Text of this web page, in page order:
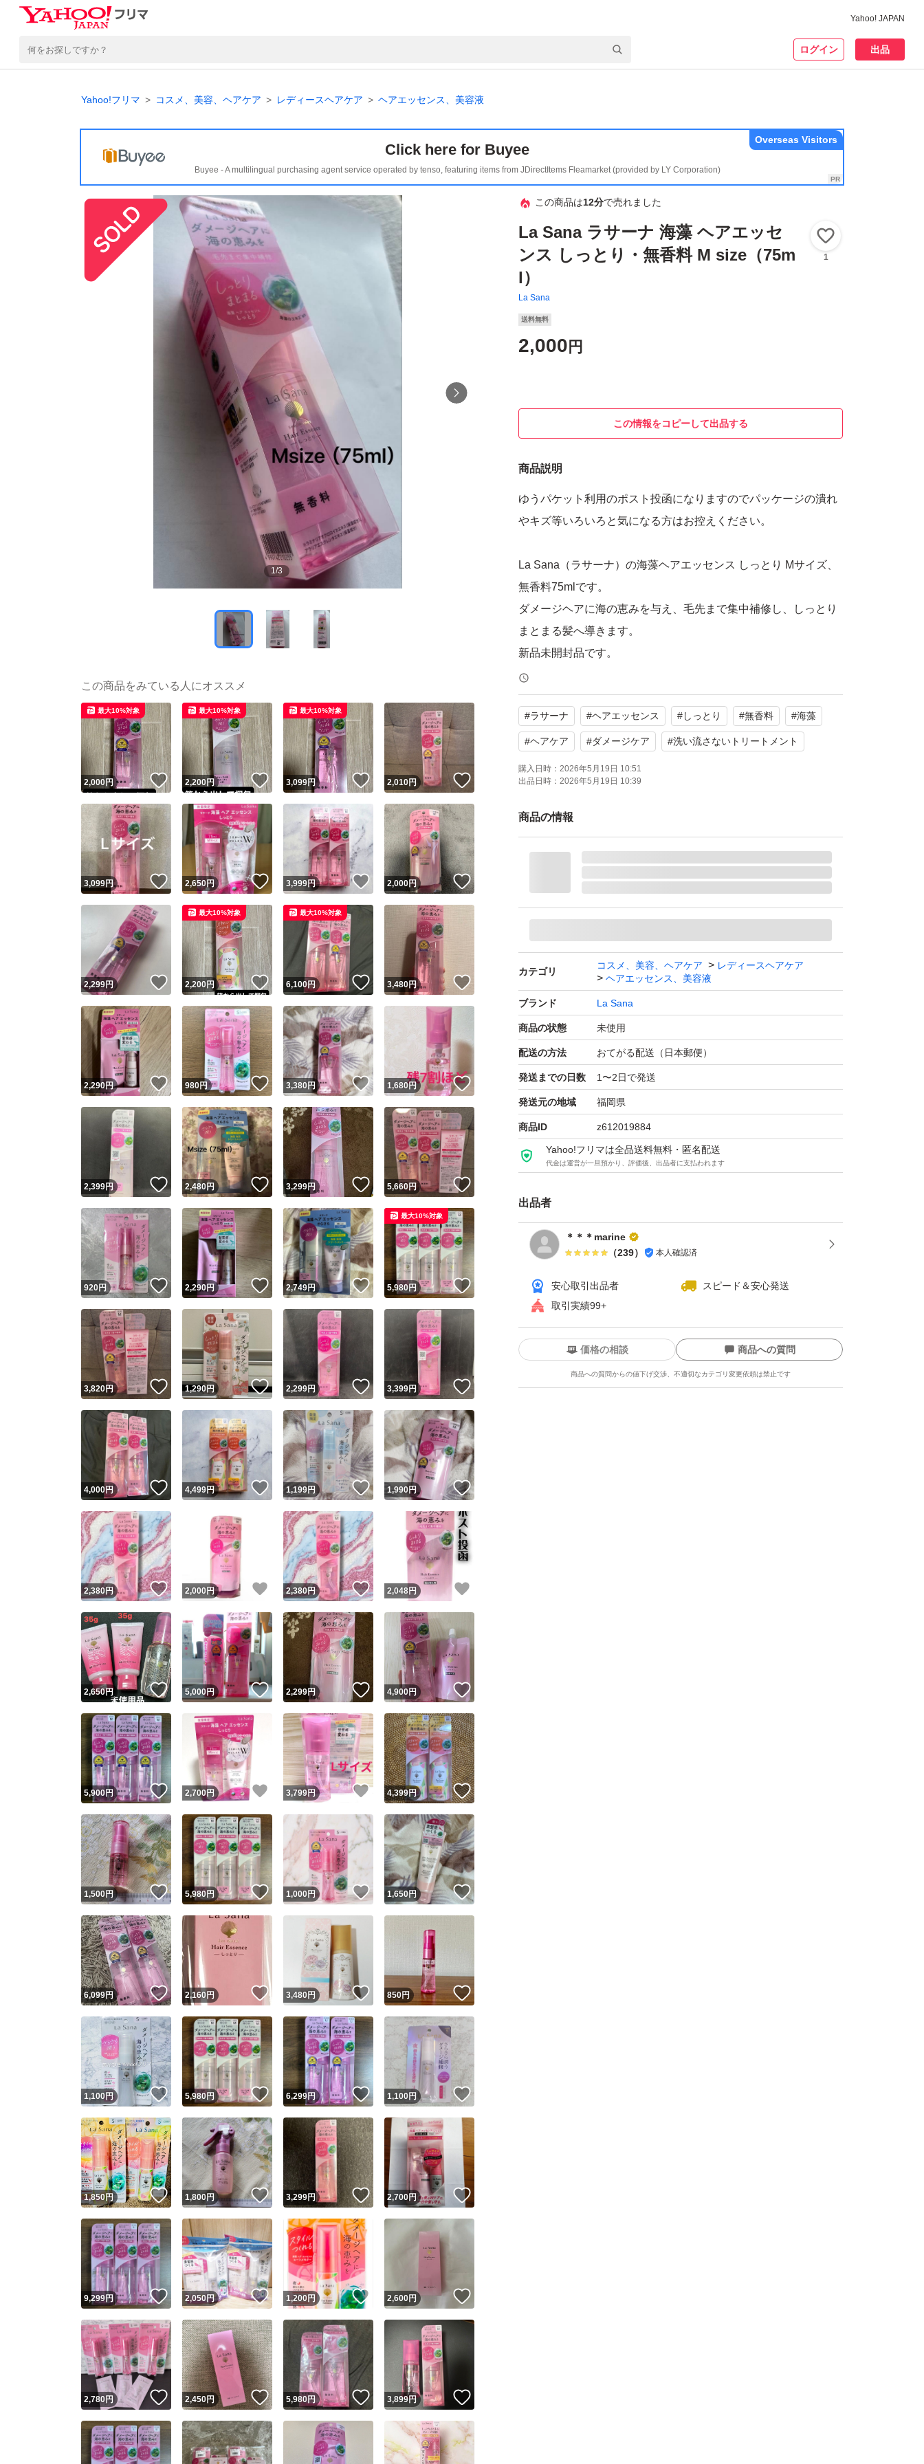
Yahoo! JAPAN
ログイン 出品
Yahoo!フリマ コスメ、美容、ヘアケア レディースヘアケア ヘアエッセンス、美容液
Click here for Buyee
Buyee - A multilingual purchasing agent service operated by tenso, featuring items from JDirectItems Fleamarket (provided by LY Corporation)
Overseas Visitors
1/3
この商品は12分で売れました
La Sana ラサーナ 海藻 ヘアエッセ
ンス しっとり・無香料 M size（75m
l）
La Sana
1
送料無料
2,000 円
この情報をコピーして出品する
商品説明
ゆうパケット利用のポスト投函になりますのでパッケージの潰れ
やキズ等いろいろと気になる方はお控えください。
La Sana（ラサーナ）の海藻ヘアエッセンス しっとり Mサイズ、
無香料75mlです。
ダメージヘアに海の恵みを与え、毛先まで集中補修し、しっとり
まとまる髪へ導きます。
新品未開封品です。
【ブランド】La Sana (ラサーナ)
【商品名】海藻 ヘアエッセンス しっとり
【容量】75ml
【香り】無香料
【商品の状態】未使用
よろしくお願いいたします。
#ラサーナ #ヘアエッセンス #しっとり #無香料 #海藻
#ヘアケア #ダメージケア #洗い流さないトリートメント
購入日時： 2026年5月19日 10:51
出品日時： 2026年5月19日 10:39
商品の情報
カテゴリ
コスメ、美容、ヘアケア
レディースヘアケア
ヘアエッセンス、美容液
ブランド La Sana
商品の状態 未使用
配送の方法 おてがる配送（日本郵便）
発送までの日数 1〜2日で発送
発送元の地域 福岡県
商品ID z612019884
Yahoo!フリマは全品送料無料・匿名配送
代金は運営が一旦預かり、評価後、出品者に支払われます
出品者
＊＊＊marine
（239） 本人確認済
安心取引出品者
スピード＆安心発送
取引実績99+
ユーザーの実績について
Yahoo!フリマが定めた一定の基準を満たしたユーザーにバッジを付与しています
安心取引出品者
安心取引出品者 Yahoo!フリマの基準をクリアした安心・安全なユーザーです
取引実績
取引実績◯+ このユーザーはYahoo!フリマの取引を完了させた実績があります
他フリマ実績◯+ このユーザーは他フリマサービスでの取引実績があります
スピード&安心発送
※このバッジは実績に基づく表示であり、発送を保証しているものではありません
スピード＆安心発送
このユーザーは高頻度で24時間以内＆設定した発送日数内に発送してい
ます
スピード発送 このユーザーは高頻度で24時間以内に発送しています
安心発送 このユーザーは設定した発送日数内に発送しています
価格の相談 商品への質問
商品への質問からの値下げ交渉、不適切なカテゴリ変更依頼は禁止です
この商品の情報をコピーします
商品画像の無断転載は禁止されています
コピーは1商品につき1回 です
出品ページへ
キャンセル
この商品をみている人にオススメ
2,000円 いいね！
最大10%対象
2,200円 いいね！
最大10%対象
3,099円 いいね！
最大10%対象
2,010円
3,099円 いいね！
2,650円 いいね！
3,999円 いいね！
2,000円 いいね！
2,299円 いいね！
2,200円 いいね！
最大10%対象
6,100円 いいね！
最大10%対象
3,480円
2,290円 いいね！
980円 いいね！
3,380円 いいね！
1,680円
2,399円 いいね！
2,480円 いいね！
3,299円 いいね！
5,660円
920円 いいね！
2,290円 いいね！
2,749円 いいね！
5,980円 いいね！
最大10%対象
3,820円 いいね！
1,290円 いいね！
2,299円 いいね！
3,399円 いいね！
4,000円 いいね！
4,499円 いいね！
1,199円 いいね！
1,990円 いいね！
2,380円 いいね！
2,000 円 いいね！
2,380円 いいね！
2,048円
2,650円 いいね！
5,000円 いいね！
2,299円 いいね！
4,900円
5,900円 いいね！
2,700円 いいね！
3,799円 いいね！
4,399円 いいね！
1,500円 いいね！
5,980円 いいね！
1,000円 いいね！
1,650円 いいね！
6,099円 いいね！
2,160円 いいね！
3,480円 いいね！
850円 いいね！
1,100円 いいね！
5,980円 いいね！
6,299円 いいね！
1,100円 いいね！
1,850円 いいね！
1,800円 いいね！
3,299円 いいね！
2,700円
9,299円 いいね！
2,050円 いいね！
1,200円 いいね！
2,600円
2,780円 いいね！
2,450円 いいね！
5,980円 いいね！
3,899円